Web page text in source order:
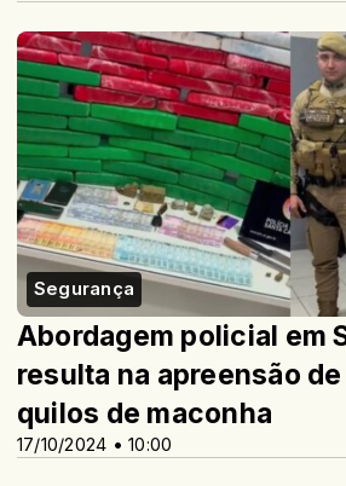
Segurança
17/10/2024 • 10:00
Abordagem policial em
resulta na apreensão
quilos de maconha